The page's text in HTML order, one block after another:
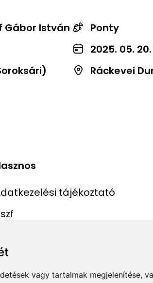
vagy tartalmak megjelenítése,
Gábor István
Ponty
2025. 05.
Ráckevei
tájékoztató